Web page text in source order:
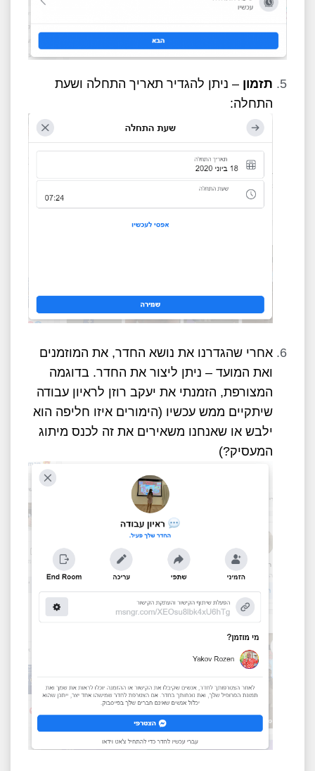
תזמון – ניתן להגדיר תאריך התחלה ושעת
התחלה:
אחרי שהגדרנו את נושא החדר, את המוזמנים
ואת המועד – ניתן ליצור את החדר. בדוגמה
המצורפת, הזמנתי את יעקב רוזן לראיון עבודה
שיתקיים ממש עכשיו (הימורים איזו חליפה הוא
ילבש או שאנחנו משאירים את זה לכנס מיתוג
המעסיק?)